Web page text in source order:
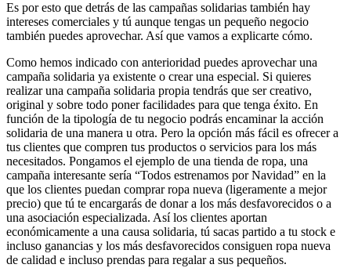
Es por esto que detrás de las campañas solidarias también hay
intereses comerciales y tú aunque tengas un pequeño negocio
también puedes aprovechar. Así que vamos a explicarte cómo.
Como hemos indicado con anterioridad puedes aprovechar una
campaña solidaria ya existente o crear una especial. Si quieres
realizar una campaña solidaria propia tendrás que ser creativo,
original y sobre todo poner facilidades para que tenga éxito. En
función de la tipología de tu negocio podrás encaminar la acción
solidaria de una manera u otra. Pero la opción más fácil es ofrecer a
tus clientes que compren tus productos o servicios para los más
necesitados. Pongamos el ejemplo de una tienda de ropa, una
campaña interesante sería “Todos estrenamos por Navidad” en la
que los clientes puedan comprar ropa nueva (ligeramente a mejor
precio) que tú te encargarás de donar a los más desfavorecidos o a
una asociación especializada. Así los clientes aportan
económicamente a una causa solidaria, tú sacas partido a tu stock e
incluso ganancias y los más desfavorecidos consiguen ropa nueva
de calidad e incluso prendas para regalar a sus pequeños.